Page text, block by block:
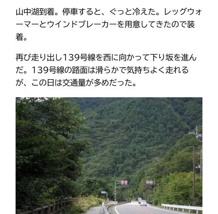
山中湖到着。停車すると、ぐっと冷えた。レッグウォ
ーマーとウインドブレーカーを用意してきたので装
着。
再び走り出し139号線を西に向かって下り坂を進ん
だ。139号線の路面は滑らかで気持ちよく走れる
が、この日は交通量が多めだった。